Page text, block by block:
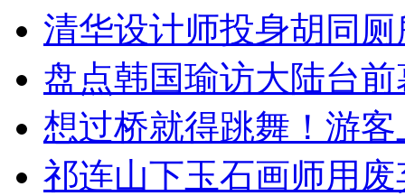
清华设计师投身胡同
盘点韩国瑜访大陆台
想过桥就得跳舞！游客
祁连山下玉石画师用